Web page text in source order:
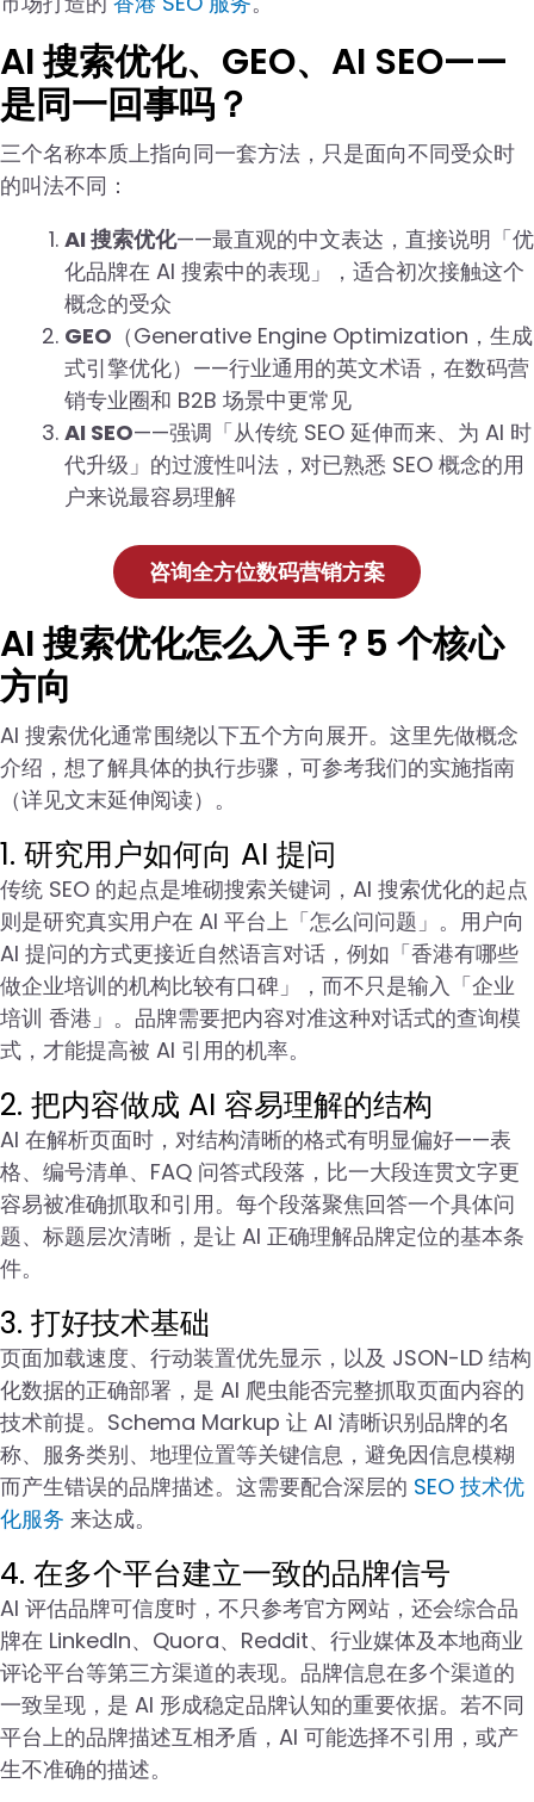
AI 搜索优化、GEO、AI SEO——
是同一回事吗？
三个名称本质上指向同一套方法，只是面向不同受众时
的叫法不同：
AI 搜索优化——最直观的中文表达，直接说明「优
化品牌在 AI 搜索中的表现」，适合初次接触这个
概念的受众
GEO （Generative Engine Optimization，生成
式引擎优化）——行业通用的英文术语，在数码营
销专业圈和 B2B 场景中更常见
AI SEO——强调「从传统 SEO 延伸而来、为 AI 时
代升级」的过渡性叫法，对已熟悉 SEO 概念的用
户来说最容易理解
咨询全方位数码营销方案
AI 搜索优化怎么入手？5 个核心
方向
AI 搜索优化通常围绕以下五个方向展开。这里先做概念
介绍，想了解具体的执行步骤，可参考我们的实施指南
（详见文末延伸阅读）。
1. 研究用户如何向 AI 提问
传统 SEO 的起点是堆砌搜索关键词，AI 搜索优化的起点
则是研究真实用户在 AI 平台上「怎么问问题」。用户向
AI 提问的方式更接近自然语言对话，例如「香港有哪些
做企业培训的机构比较有口碑」，而不只是输入「企业
培训 香港」。品牌需要把内容对准这种对话式的查询模
式，才能提高被 AI 引用的机率。
2. 把内容做成 AI 容易理解的结构
AI 在解析页面时，对结构清晰的格式有明显偏好——表
格、编号清单、FAQ 问答式段落，比一大段连贯文字更
容易被准确抓取和引用。每个段落聚焦回答一个具体问
题、标题层次清晰，是让 AI 正确理解品牌定位的基本条
件。
3. 打好技术基础
页面加载速度、行动装置优先显示，以及 JSON-LD 结构
化数据的正确部署，是 AI 爬虫能否完整抓取页面内容的
技术前提。Schema Markup 让 AI 清晰识别品牌的名
称、服务类别、地理位置等关键信息，避免因信息模糊
而产生错误的品牌描述。这需要配合深层的 SEO 技术优
化服务 来达成。
4. 在多个平台建立一致的品牌信号
AI 评估品牌可信度时，不只参考官方网站，还会综合品
牌在 LinkedIn、Quora、Reddit、行业媒体及本地商业
评论平台等第三方渠道的表现。品牌信息在多个渠道的
一致呈现，是 AI 形成稳定品牌认知的重要依据。若不同
平台上的品牌描述互相矛盾，AI 可能选择不引用，或产
生不准确的描述。